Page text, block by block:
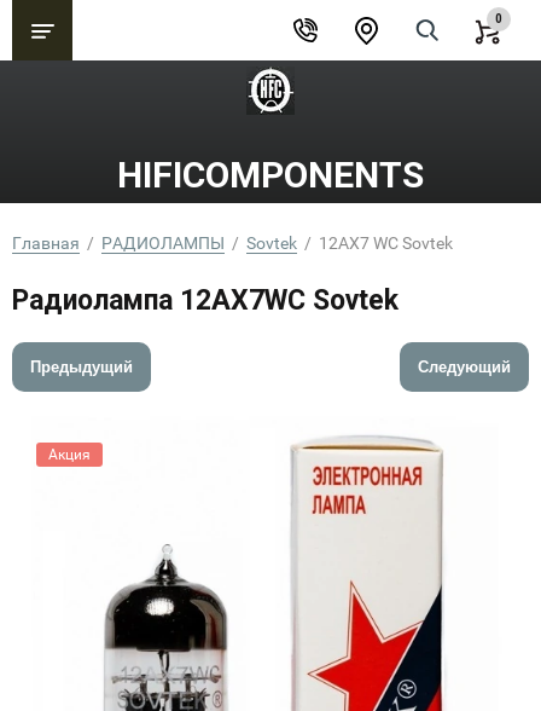
0
HIFICOMPONENTS
Главная
  /
РАДИОЛАМПЫ
  /
Sovtek
  /  12AX7 WC Sovtek
Радиолампа 12AX7WC Sovtek
Предыдущий Следующий
Акция